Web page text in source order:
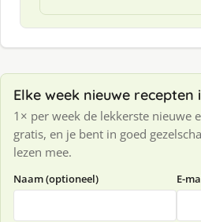
Elke week nieuwe recepten
1× per week de lekkerste nieuwe
gratis, en je bent in goed
lezen mee.
Naam (optioneel) E-